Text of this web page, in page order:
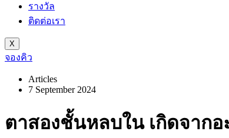
รางวัล
ติดต่อเรา
X
จองคิว
Articles
7 September 2024
ตาสองชั้นหลบใน เกิดจาก